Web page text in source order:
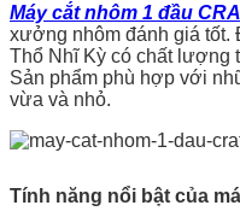
Máy cắt nhôm 1 đầu
xưởng nhôm đánh giá tốt.
Thổ Nhĩ Kỳ có chất lượng
Sản phẩm phù hợp với
vừa và nhỏ.
Tính năng nổi bật của